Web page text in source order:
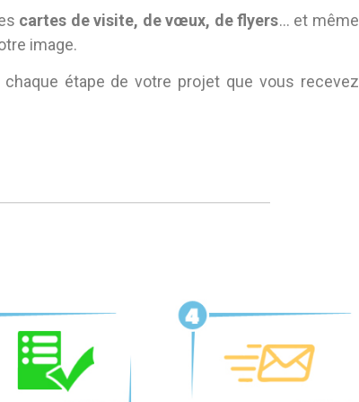
cartes de visite, de vœux, de flyers… et même
image.
étape de votre projet que vous recevez